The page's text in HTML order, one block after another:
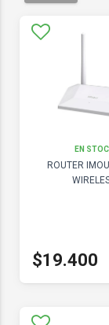
EN
ROUTER
$19.400